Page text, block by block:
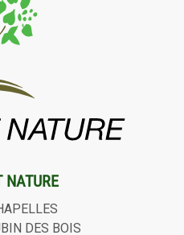
NATURE
DES BOIS